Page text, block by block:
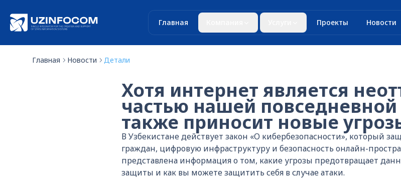
Главная Проекты Новости
Главная Новости Детали
Хотя интернет является
частью нашей
также приносит новые
В Узбекистане действует закон «О кибербезопасности», который
граждан, цифровую инфраструктуру и безопасность онлайн-
представлена информация о том, какие угрозы предотвращает
защиты и как вы можете защитить себя в случае атаки.